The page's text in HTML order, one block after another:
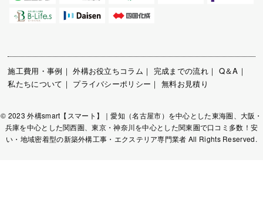
施工費用・事例 ｜外構お役立ちコラム ｜ 完成までの流れ ｜ Q＆A ｜
私たちについて ｜ プライバシーポリシー ｜無料お見積り
© 2023 外構smart【スマート】｜愛知（名古屋市）を中心とした東海圏、大阪・
兵庫を中心とした関西圏、東京・神奈川を中心とした関東圏で口コミ多数！安
い・地域密着型の新築外構工事・エクステリア専門業者 All Rights Reserved.